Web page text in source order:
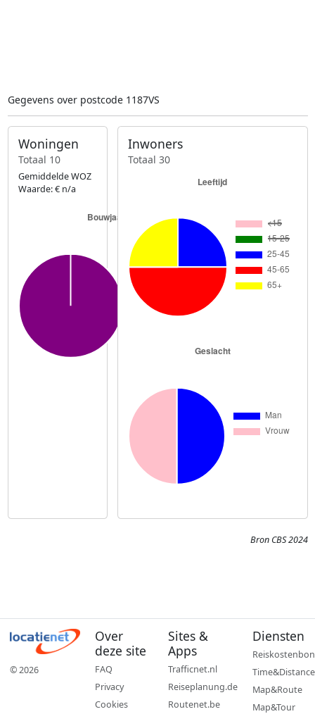
Gegevens over postcode 1187VS
Woningen
Totaal 10
Gemiddelde WOZ
Waarde: € n/a
Inwoners
Totaal 30
Bron CBS 2024
© 2026
Over
deze site
FAQ
Privacy
Cookies
Sites &
Apps
Trafficnet.nl
Reiseplanung.de
Routenet.be
Diensten
Reiskostenbon
Time&Distance
Map&Route
Map&Tour